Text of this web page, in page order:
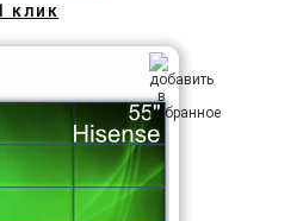
клик